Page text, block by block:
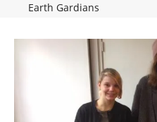
Earth Gardians